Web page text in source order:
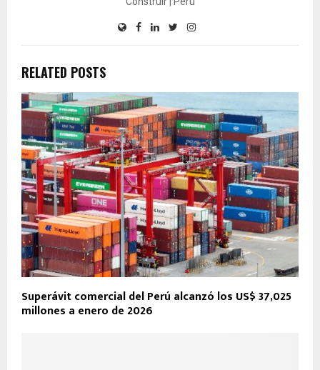
RELATED POSTS
Superávit comercial del Perú alcanzó los US$ 37,025
millones a enero de 2026